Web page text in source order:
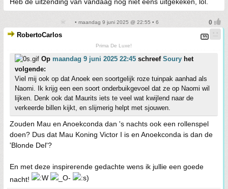
Heb de uitzending van vandaag nog niet eens uitgekeken, lol.
• maandag 9 juni 2025 @ 22:55 • 6
RobertoCarlos
Prima De Luxe!
Op maandag 9 juni 2025 22:45 schreef Soury het
volgende:
Viel mij ook op dat Anoek een soortgelijk roze tuinpak aanhad als
Naomi. Ik krijg een een soort onderbuikgevoel dat ze op Naomi wil
lijken. Denk ook dat Maurits iets te veel wat kwijlend naar de
verkeerde billen kijkt, en slijmerig helpt met sjouwen.
Zouden Mau en Anoekconda dan 's nachts ook een rollenspel
doen? Dus dat Mau Koning Victor I is en Anoekconda is dan de
'Blonde Del'?
En met deze inspirerende gedachte wens ik jullie een goede
nacht!